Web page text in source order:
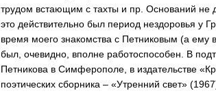
трудом встающим с тахты и пр. Оснований не
это действительно был период нездоровья у
время моего знакомства с Петниковым (а ему
был, очевидно, вполне работоспособен. В
Петникова в Симферополе, в издательстве
поэтических сборника – «Утренний свет»